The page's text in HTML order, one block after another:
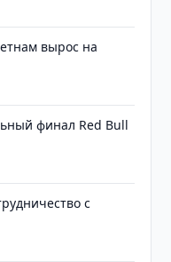
вырос на
финал Red Bull
с